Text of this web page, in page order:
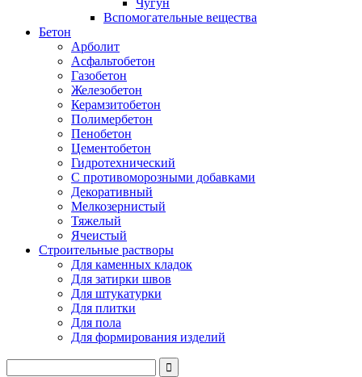
Чугун
Вспомогательные вещества
Бетон
Арболит
Асфальтобетон
Газобетон
Железобетон
Керамзитобетон
Полимербетон
Пенобетон
Цементобетон
Гидротехнический
C противоморозными добавками
Декоративный
Мелкозернистый
Тяжелый
Ячеистый
Строительные растворы
Для каменных кладок
Для затирки швов
Для штукатурки
Для плитки
Для пола
Для формирования изделий